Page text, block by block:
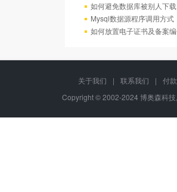
如何避免数据库被别人下
Mysql数据源程序调用方
如何放置电子证书及备案
关于我们 | 联系我们 |
付
Copyright © 2002-2024 博奥森科